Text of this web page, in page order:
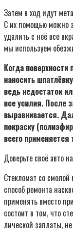
Затем в ход идут
С их помощью можно
удалить с неё все
мы используем
Когда
наносить
ведь недостаток
все усилия. После
выравнивается.
покраску
всего применяется
Доверьте своё авто
Стек­ло­мат со
спо­соб ремон­та
при­ме­нять вме­сто
состо­ит в том, что
ли­че­ской запла­ты,